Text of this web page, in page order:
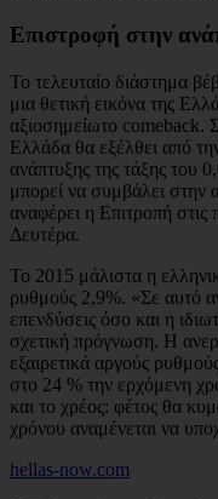
Επιστροφή στην
Το τελευταίο διάστημα
μια θετική εικόνα της
αξιοσημείωτο comeback.
Ελλάδα θα εξέλθει από
ανάπτυξης της τάξης
μπορεί να συμβάλει στην
αναφέρει η Επιτροπή
Δευτέρα.
Το 2015 μάλιστα η
ρυθμούς 2,9%. «Σε αυτό
επενδύσεις όσο και η
σχετική πρόγνωση. Η
εξαιρετικά αργούς
στο 24 % την ερχόμενη
και το χρέος: φέτος θα
χρόνου αναμένεται να
hellas-now.com